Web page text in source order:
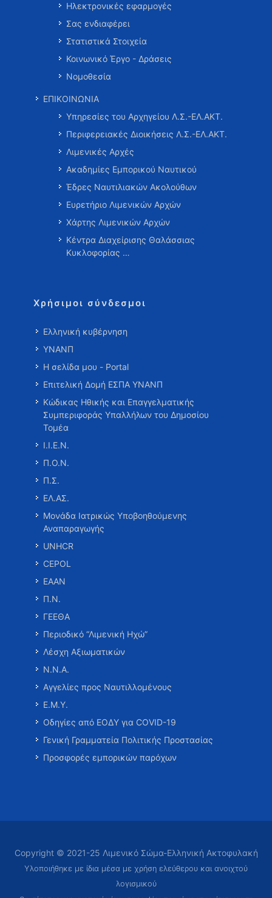
Ηλεκτρονικές εφαρμογές
Σας ενδιαφέρει
Στατιστικά Στοιχεία
Κοινωνικό Έργο - Δράσεις
Νομοθεσία
ΕΠΙΚΟΙΝΩΝΙΑ
Υπηρεσίες του Αρχηγείου Λ.Σ.-ΕΛ.ΑΚΤ.
Περιφερειακές Διοικήσεις Λ.Σ.-ΕΛ.ΑΚΤ.
Λιμενικές Αρχές
Ακαδημίες Εμπορικού Ναυτικού
Έδρες Ναυτιλιακών Ακολούθων
Ευρετήριο Λιμενικών Αρχών
Χάρτης Λιμενικών Αρχών
Κέντρα Διαχείρισης Θαλάσσιας
Κυκλοφορίας …
Χρήσιμοι σύνδεσμοι
Ελληνική κυβέρνηση
ΥΝΑΝΠ
Η σελίδα μου - Portal
Επιτελική Δομή ΕΣΠΑ ΥΝΑΝΠ
Κώδικας Ηθικής και Επαγγελματικής
Συμπεριφοράς Υπαλλήλων του Δημοσίου
Τομέα
Ι.Ι.Ε.Ν.
Π.Ο.Ν.
Π.Σ.
ΕΛ.ΑΣ.
Μονάδα Ιατρικώς Υποβοηθούμενης
Αναπαραγωγής
UNHCR
CEPOL
ΕΑΑΝ
Π.Ν.
ΓΕΕΘΑ
Περιοδικό “Λιμενική Ηχώ”
Λέσχη Αξιωματικών
Ν.Ν.Α.
Αγγελίες προς Ναυτιλλομένους
Ε.Μ.Υ.
Οδηγίες από ΕΟΔΥ για COVID-19
Γενική Γραμματεία Πολιτικής Προστασίας
Προσφορές εμπορικών παρόχων
Copyright © 2021-25 Λιμενικό Σώμα-Ελληνική Ακτοφυλακή
Υλοποιήθηκε με ίδια μέσα με χρήση ελεύθερου και ανοιχτού
λογισμικού